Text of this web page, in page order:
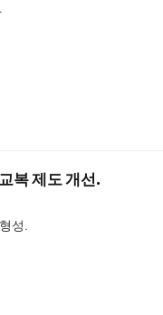
복 제도 개선.
성.